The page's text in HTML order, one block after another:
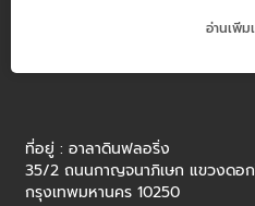
อ่านเพิ่ม
ที่อยู่ : อาลาดินฟลอริ่ง
35/2 ถนนกาญจนาภิเษก แขวงดอก
กรุงเทพมหานคร 10250